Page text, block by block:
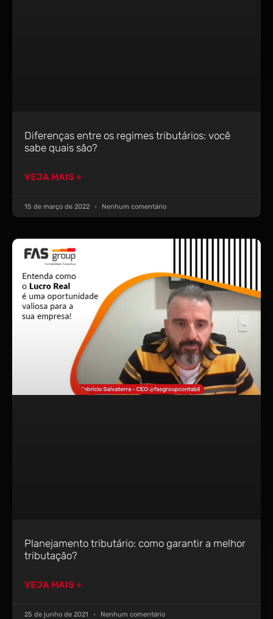
Diferenças entre os regimes tributários: você
sabe quais são?
VEJA MAIS +
15 de março de 2022 Nenhum comentário
Planejamento tributário: como garantir a melhor
tributação?
VEJA MAIS +
25 de junho de 2021 Nenhum comentário